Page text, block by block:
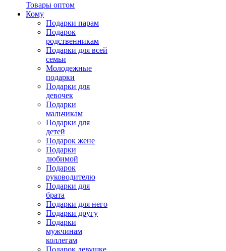
Товары оптом
Кому
Подарки парам
Подарок
родственникам
Подарки для всей
семьи
Молодежные
подарки
Подарки для
девочек
Подарки
мальчикам
Подарки для
детей
Подарок жене
Подарки
любимой
Подарок
руководителю
Подарки для
брата
Подарки для него
Подарки другу
Подарки
мужчинам
коллегам
Подарок девушке